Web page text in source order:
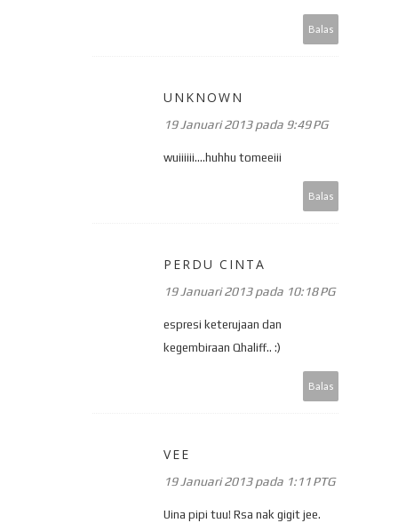
Balas
UNKNOWN
19 Januari 2013 pada 9:49 PG
wuiiiiii....huhhu tomeeiii
Balas
PERDU CINTA
19 Januari 2013 pada 10:18 PG
espresi keterujaan dan
kegembiraan Qhaliff.. :)
Balas
VEE
19 Januari 2013 pada 1:11 PTG
Uina pipi tuu! Rsa nak gigit jee.